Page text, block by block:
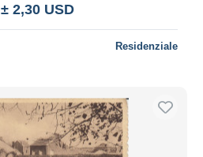
± 2,30 USD
Residenziale